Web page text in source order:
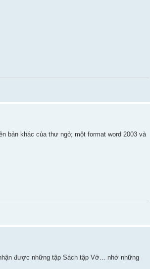
bản khác của thư ngỏ; một format word 2003 và
được những tập Sách tập Vở... nhớ những